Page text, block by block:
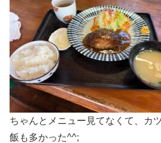
ちゃんとメニュー見てなくて、カ
飯も多かった^^;